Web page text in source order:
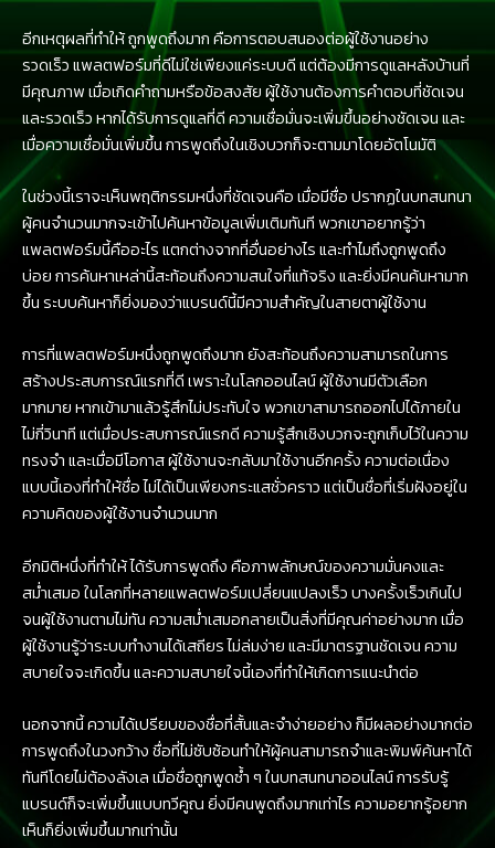
อีกเหตุผลที่ทำให้ ถูกพูดถึงมาก คือการตอบสนองต่อผู้ใช้งานอย่าง
รวดเร็ว แพลตฟอร์มที่ดีไม่ใช่เพียงแค่ระบบดี แต่ต้องมีการดูแลหลังบ้านที่
มีคุณภาพ เมื่อเกิดคำถามหรือข้อสงสัย ผู้ใช้งานต้องการคำตอบที่ชัดเจน
และรวดเร็ว หากได้รับการดูแลที่ดี ความเชื่อมั่นจะเพิ่มขึ้นอย่างชัดเจน และ
เมื่อความเชื่อมั่นเพิ่มขึ้น การพูดถึงในเชิงบวกก็จะตามมาโดยอัตโนมัติ
ในช่วงนี้เราจะเห็นพฤติกรรมหนึ่งที่ชัดเจนคือ เมื่อมีชื่อ ปรากฏในบทสนทนา
ผู้คนจำนวนมากจะเข้าไปค้นหาข้อมูลเพิ่มเติมทันที พวกเขาอยากรู้ว่า
แพลตฟอร์มนี้คืออะไร แตกต่างจากที่อื่นอย่างไร และทำไมถึงถูกพูดถึง
บ่อย การค้นหาเหล่านี้สะท้อนถึงความสนใจที่แท้จริง และยิ่งมีคนค้นหามาก
ขึ้น ระบบค้นหาก็ยิ่งมองว่าแบรนด์นี้มีความสำคัญในสายตาผู้ใช้งาน
การที่แพลตฟอร์มหนึ่งถูกพูดถึงมาก ยังสะท้อนถึงความสามารถในการ
สร้างประสบการณ์แรกที่ดี เพราะในโลกออนไลน์ ผู้ใช้งานมีตัวเลือก
มากมาย หากเข้ามาแล้วรู้สึกไม่ประทับใจ พวกเขาสามารถออกไปได้ภายใน
ไม่กี่วินาที แต่เมื่อประสบการณ์แรกดี ความรู้สึกเชิงบวกจะถูกเก็บไว้ในความ
ทรงจำ และเมื่อมีโอกาส ผู้ใช้งานจะกลับมาใช้งานอีกครั้ง ความต่อเนื่อง
แบบนี้เองที่ทำให้ชื่อ ไม่ได้เป็นเพียงกระแสชั่วคราว แต่เป็นชื่อที่เริ่มฝังอยู่ใน
ความคิดของผู้ใช้งานจำนวนมาก
อีกมิติหนึ่งที่ทำให้ ได้รับการพูดถึง คือภาพลักษณ์ของความมั่นคงและ
สม่ำเสมอ ในโลกที่หลายแพลตฟอร์มเปลี่ยนแปลงเร็ว บางครั้งเร็วเกินไป
จนผู้ใช้งานตามไม่ทัน ความสม่ำเสมอกลายเป็นสิ่งที่มีคุณค่าอย่างมาก เมื่อ
ผู้ใช้งานรู้ว่าระบบทำงานได้เสถียร ไม่ล่มง่าย และมีมาตรฐานชัดเจน ความ
สบายใจจะเกิดขึ้น และความสบายใจนี้เองที่ทำให้เกิดการแนะนำต่อ
นอกจากนี้ ความได้เปรียบของชื่อที่สั้นและจำง่ายอย่าง ก็มีผลอย่างมากต่อ
การพูดถึงในวงกว้าง ชื่อที่ไม่ซับซ้อนทำให้ผู้คนสามารถจำและพิมพ์ค้นหาได้
ทันทีโดยไม่ต้องลังเล เมื่อชื่อถูกพูดซ้ำ ๆ ในบทสนทนาออนไลน์ การรับรู้
แบรนด์ก็จะเพิ่มขึ้นแบบทวีคูณ ยิ่งมีคนพูดถึงมากเท่าไร ความอยากรู้อยาก
เห็นก็ยิ่งเพิ่มขึ้นมากเท่านั้น